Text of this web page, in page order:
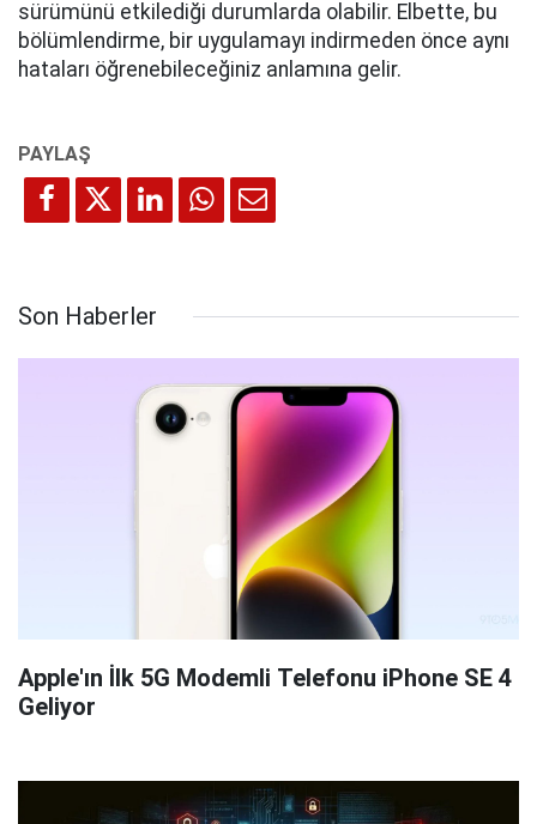
sürümünü etkilediği durumlarda olabilir. Elbette, bu
bölümlendirme, bir uygulamayı indirmeden önce aynı
hataları öğrenebileceğiniz anlamına gelir.
Son Haberler
Apple'ın İlk 5G Modemli Telefonu iPhone SE 4
Geliyor